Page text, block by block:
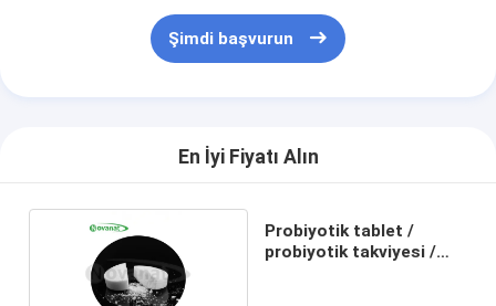
Şimdi başvurun
En İyi Fiyatı Alın
Probiyotik tablet /
probiyotik takviyesi /